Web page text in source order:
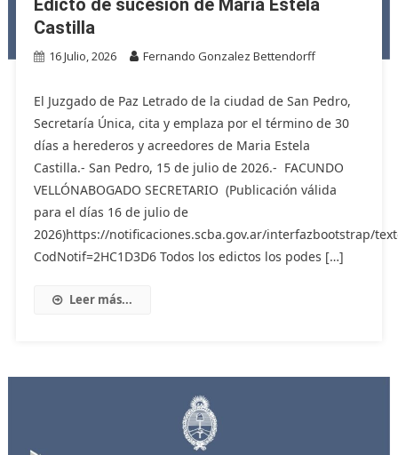
Castilla
16 Julio, 2026 Fernando Gonzalez Bettendorff
El Juzgado de Paz Letrado de la ciudad de San Pedro,
Secretaría Única, cita y emplaza por el término de 30
días a herederos y acreedores de Maria Estela
Castilla.- San Pedro, 15 de julio de 2026.- FACUNDO
VELLÓNABOGADO SECRETARIO (Publicación válida
para el días 16 de julio de
2026)https://notificaciones.scba.gov.ar/interfazbootstrap/
CodNotif=2HC1D3D6 Todos los edictos los podes […]
Leer más...